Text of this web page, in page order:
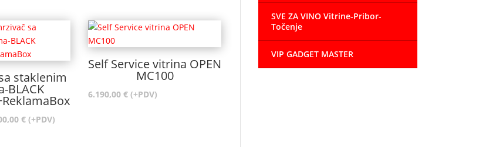
staklenim
BLACK
€Raspon
(+PDV)
Self Service vitrina OPEN
MC100
6.190,00 € (+PDV)
SVE ZA VINO Vitrine-Pribor-
Točenje
VIP GADGET MASTER